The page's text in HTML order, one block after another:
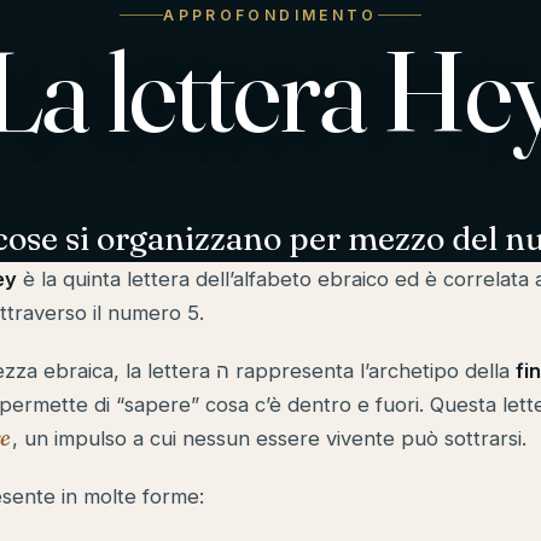
APPROFONDIMENTO
lettera
si organizzano per mezzo del
è la quinta lettera dell’alfabeto ebraico ed è correlata
il numero 5.
Secondo la saggezza ebraica, la lettera ה rappresenta l’archetipo della
di “sapere” cosa c’è dentro e fuori. Questa
, un impulso a cui nessun essere vivente può sottrarsi.
in molte forme: